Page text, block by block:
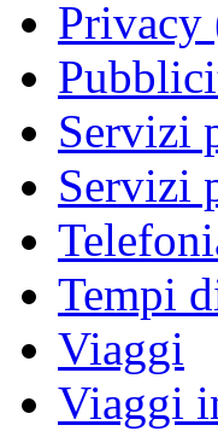
Privacy
Servizi
Servizi
Tempi
Viaggi
Viaggi